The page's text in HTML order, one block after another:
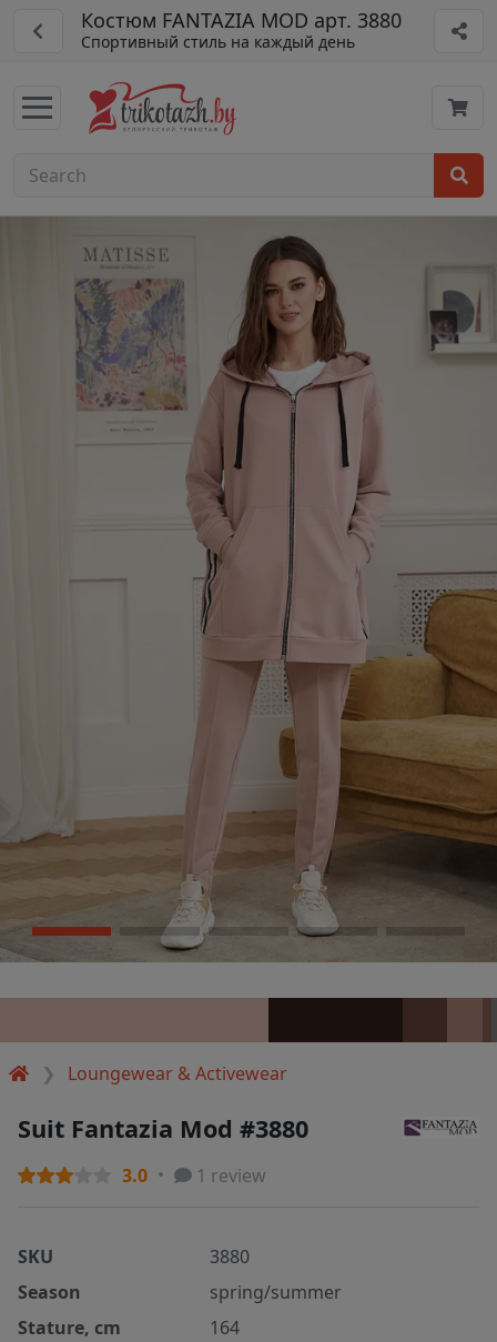
Костюм FANTAZIA MOD арт. 3880
Спортивный стиль на каждый день
Loungewear & Activewear
Suit Fantazia Mod #3880
3.0 1 review
SKU
3880
Season
spring/summer
Stature, cm
164